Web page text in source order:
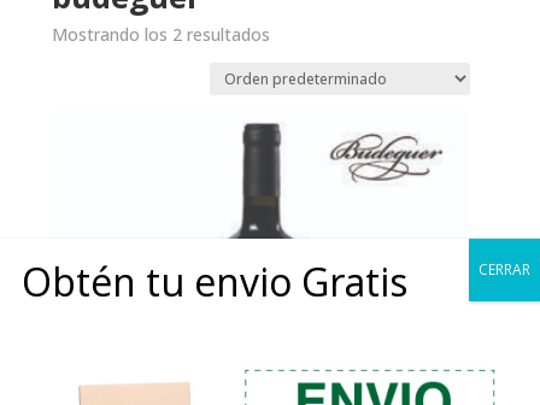
Mostrando los 2 resultados
Obtén tu envio Gratis CERRAR